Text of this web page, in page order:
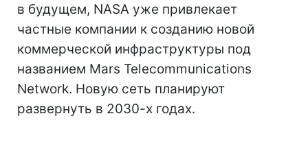
в будущем, NASA уже привлекает
частные компании к созданию новой
коммерческой инфраструктуры под
названием Mars Telecommunications
Network. Новую сеть планируют
развернуть в 2030-х годах.